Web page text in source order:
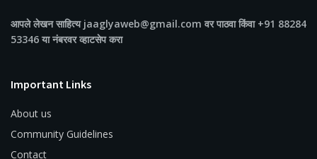
आपले लेखन साहित्य jaaglyaweb@gmail.com वर पाठवा किंवा +91 88284
53346 या नंबरवर व्हाटसेप करा
Important Links
About us
Community Guidelines
Contact